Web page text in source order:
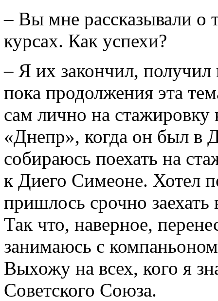
– Вы мне рассказывали о
курсах. Как успехи?
– Я их закончил,
пока продолжения эта
сам лично на
«Днепр», когда он был в
собираюсь поехать на
к Диего Симеоне. Хотел
пришлось срочно
Так что, наверное,
занимаюсь с
Выхожу на всех, кого я
Советского Союза.